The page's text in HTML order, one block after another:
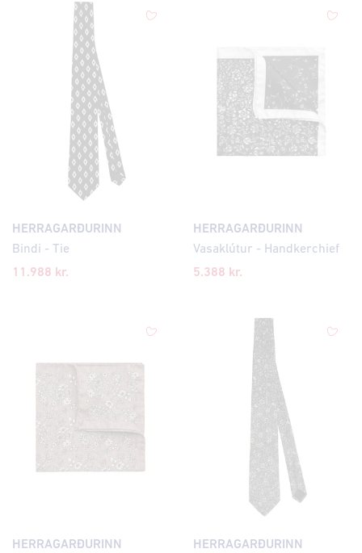
HERRAGARÐURINN
Bindi - Tie
11.988 kr.
HERRAGARÐURINN
Vasaklútur - Handkerchief
5.388 kr.
HERRAGARÐURINN HERRAGARÐURINN